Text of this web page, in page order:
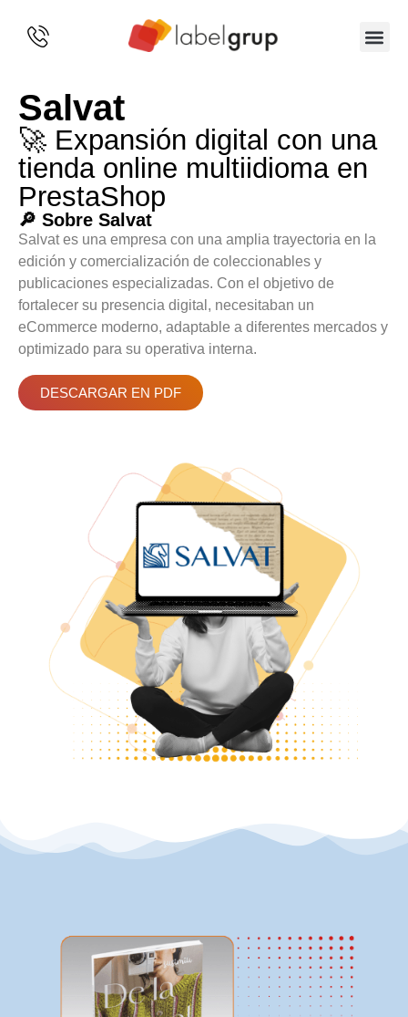
Salvat
🚀 Expansión digital con una
tienda online multiidioma en
PrestaShop
🔎 Sobre Salvat
Salvat es una empresa con una amplia trayectoria en la
edición y comercialización de coleccionables y
publicaciones especializadas. Con el objetivo de
fortalecer su presencia digital, necesitaban un
eCommerce moderno, adaptable a diferentes mercados y
optimizado para su operativa interna.
DESCARGAR EN PDF